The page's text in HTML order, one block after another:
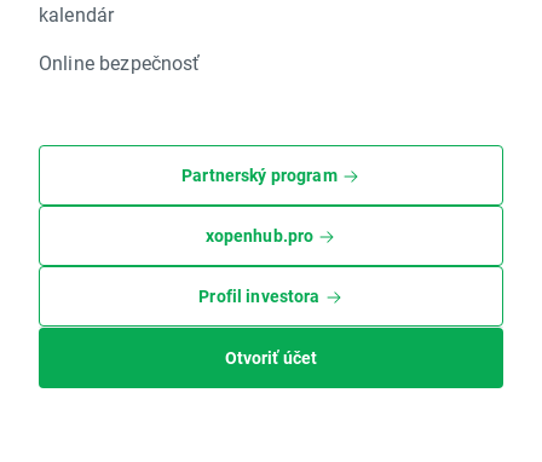
kalendár
Online bezpečnosť
Partnerský program
xopenhub.pro
Profil investora
Otvoriť účet